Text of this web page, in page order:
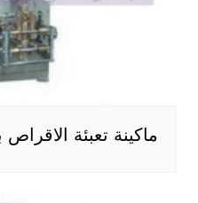
ماكينة تعبئة